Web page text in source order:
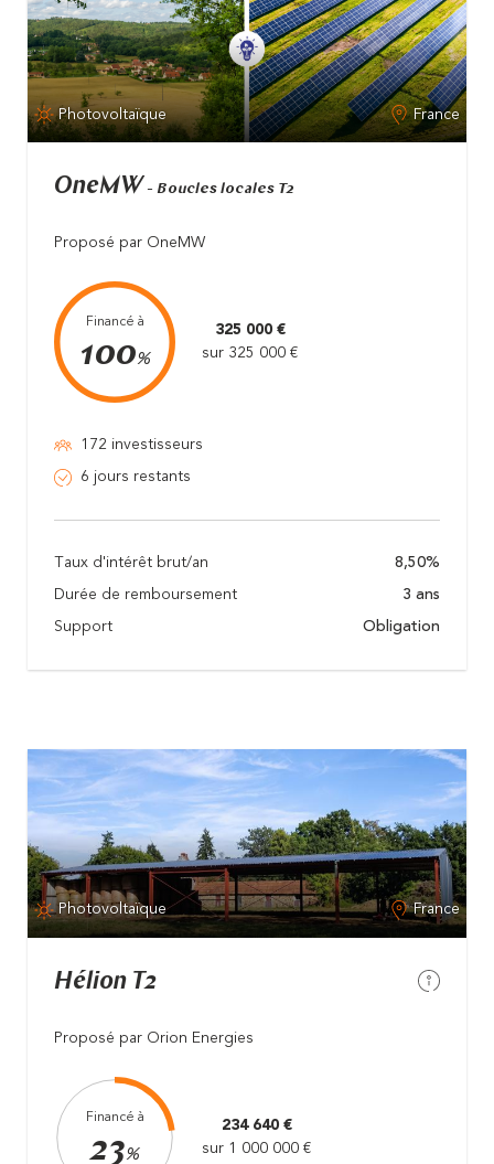
Photovoltaïque France
OneMW - Boucles locales T2
Proposé par OneMW
Financé à
100%
325 000 €
sur 325 000 €
172 investisseurs
6 jours restants
Taux d'intérêt brut/an 8,50%
Durée de remboursement 3 ans
Support Obligation
Photovoltaïque France
Hélion T2
Proposé par Orion Energies
Financé à
23%
234 640 €
sur 1 000 000 €